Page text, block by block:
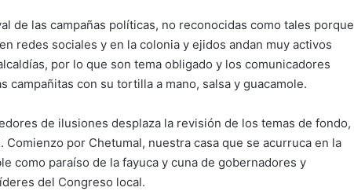
de las campañas políticas, no reconocidas como tales porque
redes sociales y en la colonia y ejidos andan muy activos
por lo que son tema obligado y los comunicadores
campañitas con su tortilla a mano, salsa y guacamole.
de ilusiones desplaza la revisión de los temas de fondo,
por Chetumal, nuestra casa que se acurruca en la
como paraíso de la fayuca y cuna de gobernadores y
del Congreso local.